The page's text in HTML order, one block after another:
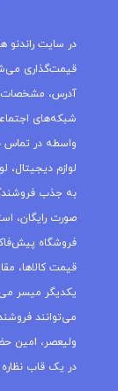
در سایت راندنو
قیمت‌گذاری
آدرس،
شبکه‌های
واسطه در تماس
لوازم دیجیتال،
به جذب
صورت رایگان،
فروشگاه
قیمت کالاها،
یکدیگر میسر
می‌توانند
ولیعصر، امین
در یک قاب نظاره